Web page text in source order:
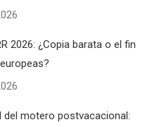
2026: ¿Copia barata o el fin
del motero postvacacional: